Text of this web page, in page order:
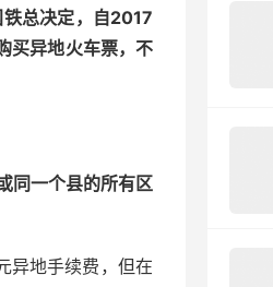
铁总决定，自2017
买异地火车票，不
同一个县的所有区
异地手续费，但在